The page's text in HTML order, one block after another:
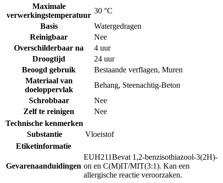
Maximale
verwerkingstemperatuur
30 °C
Basis
Watergedragen
Reinigbaar
Nee
Overschilderbaar na
4 uur
Droogtijd
24 uur
Beoogd gebruik
Bestaande verflagen, Muren
Materiaal van
doeloppervlak
Behang, Steenachtig-Beton
Schrobbaar
Nee
Zelf te reinigen
Nee
Technische kenmerken
Substantie
Vloeistof
Etiketinformatie
Gevarenaanduidingen
EUH211Bevat 1,2-benzisothiazool-3(2H)-
on en C(M)IT/MIT(3:1). Kan een
allergische reactie veroorzaken.